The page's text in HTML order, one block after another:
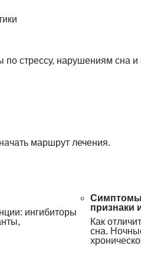
стрессу, нарушениям сна
маршрут лечения.
ингибиторы
признаки
Как
сна.